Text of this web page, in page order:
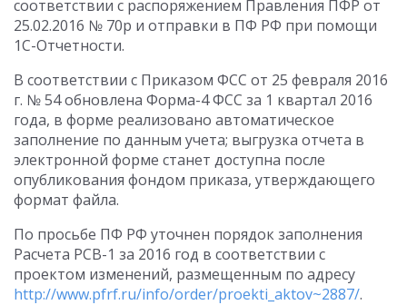
соответствии с распоряжением Правления ПФР от
25.02.2016 № 70р и отправки в ПФ РФ при помощи
1С-Отчетности.
В соответствии с Приказом ФСС от 25 февраля 2016
г. № 54 обновлена Форма-4 ФСС за 1 квартал 2016
года, в форме реализовано автоматическое
заполнение по данным учета; выгрузка отчета в
электронной форме станет доступна после
опубликования фондом приказа, утверждающего
формат файла.
По просьбе ПФ РФ уточнен порядок заполнения
Расчета РСВ-1 за 2016 год в соответствии с
проектом изменений, размещенным по адресу
http://www.pfrf.ru/info/order/proekti_aktov~2887/.